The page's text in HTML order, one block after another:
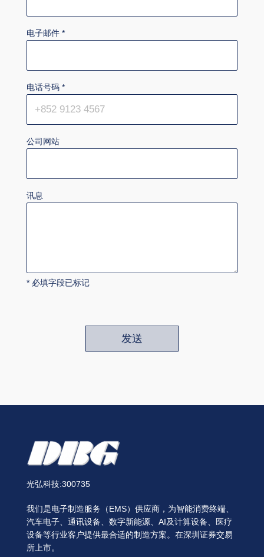
电子邮件 *
电话号码 *
公司网站
讯息
* 必填字段已标记
发送
光弘科技:300735
我们是电子制造服务（EMS）供应商，为智能消费终端、
汽车电子、通讯设备、数字新能源、AI及计算设备、医疗
设备等行业客户提供最合适的制造方案。在深圳证券交易
所上市。